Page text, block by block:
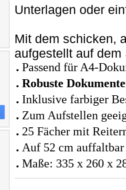
Unterlagen oder
Mit dem schicken,
aufgestellt auf
Passend für A4-
Robuste
Inklusive farbiger
Zum Aufstellen
25 Fächer mit
Auf 52 cm auffaltbar
Maße: 335 x 260 x